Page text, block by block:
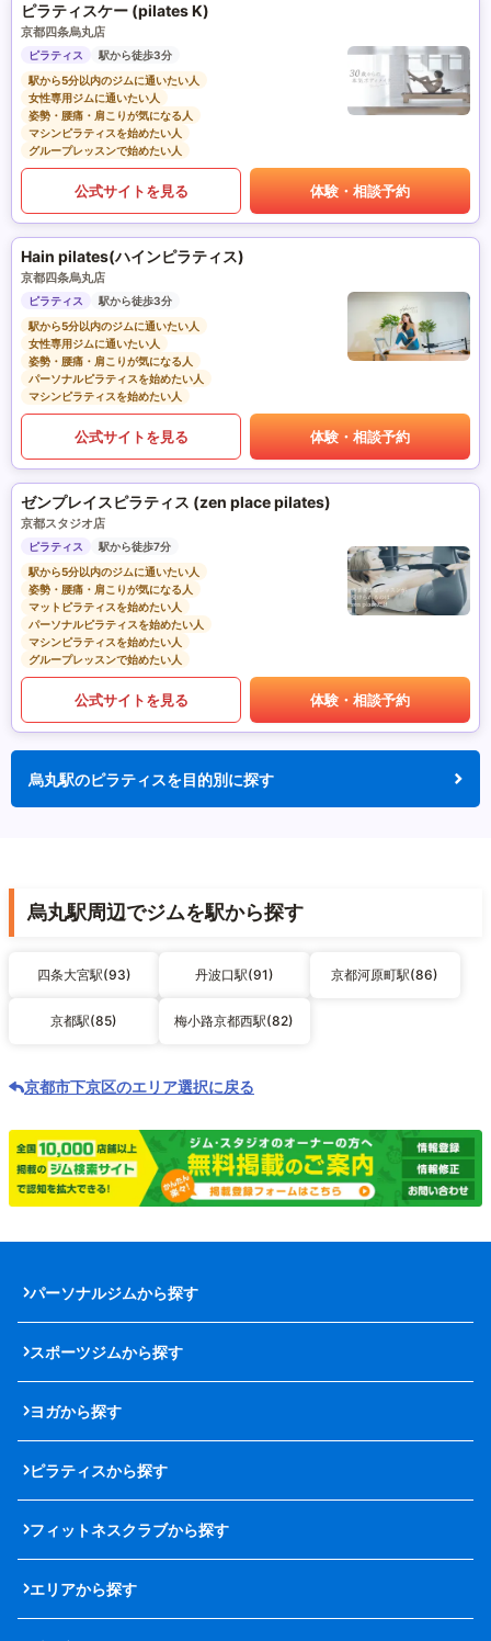
ピラティスケー (pilates K)
京都四条烏丸店
ピラティス
駅から徒歩3分
駅から5分以内のジムに通いたい人
女性専用ジムに通いたい人
姿勢・腰痛・肩こりが気になる人
マシンピラティスを始めたい人
グループレッスンで始めたい人
公式サイトを見る 体験・相談予約
Hain pilates(ハインピラティス)
京都四条烏丸店
ピラティス
駅から徒歩3分
駅から5分以内のジムに通いたい人
女性専用ジムに通いたい人
姿勢・腰痛・肩こりが気になる人
パーソナルピラティスを始めたい人
マシンピラティスを始めたい人
公式サイトを見る 体験・相談予約
ゼンプレイスピラティス (zen place pilates)
京都スタジオ店
ピラティス
駅から徒歩7分
駅から5分以内のジムに通いたい人
姿勢・腰痛・肩こりが気になる人
マットピラティスを始めたい人
パーソナルピラティスを始めたい人
マシンピラティスを始めたい人
グループレッスンで始めたい人
公式サイトを見る 体験・相談予約
烏丸駅のピラティスを目的別に探す
烏丸駅周辺でジムを駅から探す
四条大宮駅(93) 丹波口駅(91) 京都河原町駅(86)
京都駅(85) 梅小路京都西駅(82)
京都市下京区のエリア選択に戻る
パーソナルジムから探す
スポーツジムから探す
ヨガから探す
ピラティスから探す
フィットネスクラブから探す
エリアから探す